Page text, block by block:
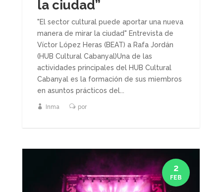
la ciudad”
"El sector cultural puede aportar una nueva
manera de mirar la ciudad" Entrevista de
Víctor López Heras (BEAT) a Rafa Jordán
(HUB Cultural Cabanyal)Una de las
actividades principales del HUB Cultural
Cabanyal es la formación de sus miembros
en asuntos prácticos del...
Inma por
2
FEB